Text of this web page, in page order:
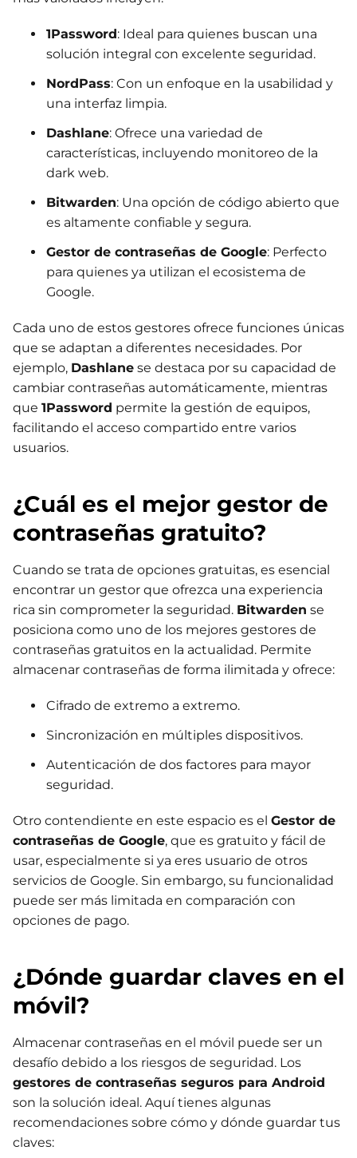
1Password: Ideal para quienes buscan una
solución integral con excelente seguridad.
NordPass: Con un enfoque en la usabilidad y
una interfaz limpia.
Dashlane: Ofrece una variedad de
características, incluyendo monitoreo de la
dark web.
Bitwarden: Una opción de código abierto que
es altamente confiable y segura.
Gestor de contraseñas de Google: Perfecto
para quienes ya utilizan el ecosistema de
Google.
Cada uno de estos gestores ofrece funciones únicas
que se adaptan a diferentes necesidades. Por
ejemplo, Dashlane se destaca por su capacidad de
cambiar contraseñas automáticamente, mientras
que 1Password permite la gestión de equipos,
facilitando el acceso compartido entre varios
usuarios.
¿Cuál es el mejor gestor de
contraseñas gratuito?
Cuando se trata de opciones gratuitas, es esencial
encontrar un gestor que ofrezca una experiencia
rica sin comprometer la seguridad. Bitwarden se
posiciona como uno de los mejores gestores de
contraseñas gratuitos en la actualidad. Permite
almacenar contraseñas de forma ilimitada y ofrece:
Cifrado de extremo a extremo.
Sincronización en múltiples dispositivos.
Autenticación de dos factores para mayor
seguridad.
Otro contendiente en este espacio es el Gestor de
contraseñas de Google, que es gratuito y fácil de
usar, especialmente si ya eres usuario de otros
servicios de Google. Sin embargo, su funcionalidad
puede ser más limitada en comparación con
opciones de pago.
¿Dónde guardar claves en el
móvil?
Almacenar contraseñas en el móvil puede ser un
desafío debido a los riesgos de seguridad. Los
gestores de contraseñas seguros para Android
son la solución ideal. Aquí tienes algunas
recomendaciones sobre cómo y dónde guardar tus
claves: